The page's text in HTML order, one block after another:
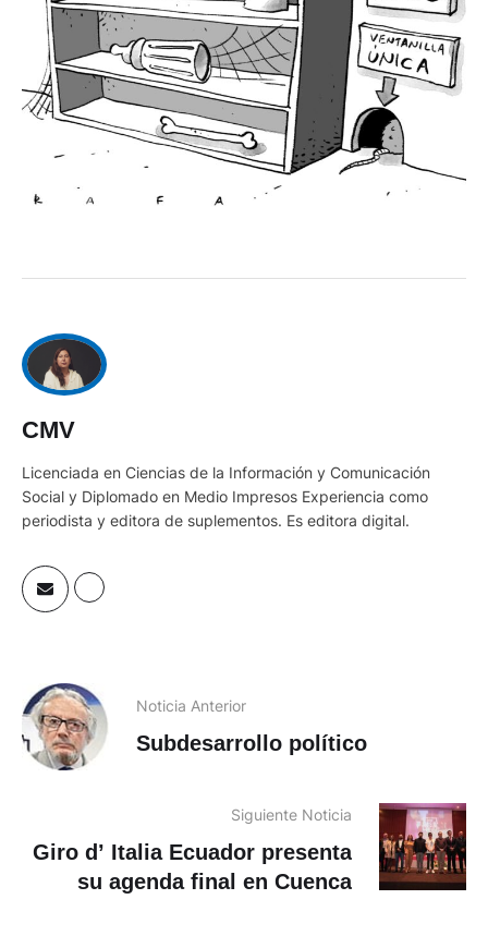
CMV
Licenciada en Ciencias de la Información y Comunicación
Social y Diplomado en Medio Impresos Experiencia como
periodista y editora de suplementos. Es editora digital.
Noticia Anterior
Subdesarrollo político
Siguiente Noticia
Giro d’ Italia Ecuador presenta
su agenda final en Cuenca